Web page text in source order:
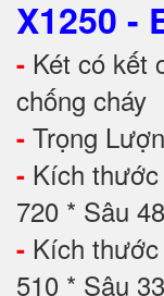
X1250 -
- Két có kết
chống cháy
- Trọng
- Kích
720 * Sâu
- Kích
510 * Sâu